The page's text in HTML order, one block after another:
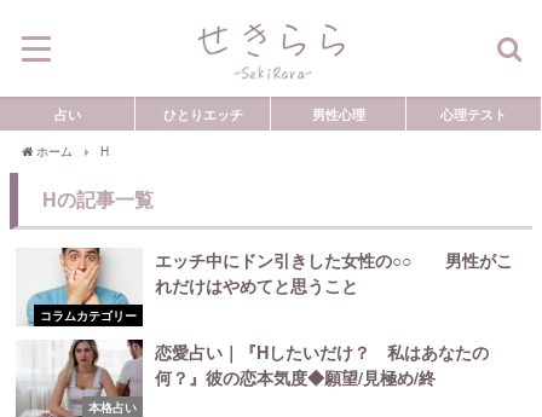
占い ひとりエッチ 男性心理 心理テスト
ホーム H
Hの記事一覧
コラムカテゴリー
エッチ中にドン引きした女性の○○ 男性がこ
れだけはやめてと思うこと
本格占い
恋愛占い｜『Hしたいだけ？ 私はあなたの
何？』彼の恋本気度◆願望/見極め/終